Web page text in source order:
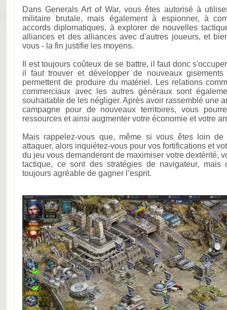
Dans Generals Art of War, vous êtes autorisé à
militaire brutale, mais également à espionner, à
accords diplomatiques, à explorer de nouvelles
alliances et des alliances avec d'autres joueurs, et
vous - la fin justifie les moyens.
Il est toujours coûteux de se battre, il faut donc
il faut trouver et développer de nouveaux
permettent de produire du matériel. Les relations
commerciaux avec les autres généraux sont
souhaitable de les négliger. Après avoir rassemblé une
campagne pour de nouveaux territoires, vous
ressources et ainsi augmenter votre économie et votre
Mais rappelez-vous que, même si vous êtes loin
attaquer, alors inquiétez-vous pour vos fortifications et
du jeu vous demanderont de maximiser votre dextérité,
tactique, ce sont des stratégies de navigateur, mais
toujours agréable de gagner l’esprit.